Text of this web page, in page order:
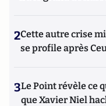
2Cette autre crise
se profile après
3Le Point révèle ce
que Xavier Niel